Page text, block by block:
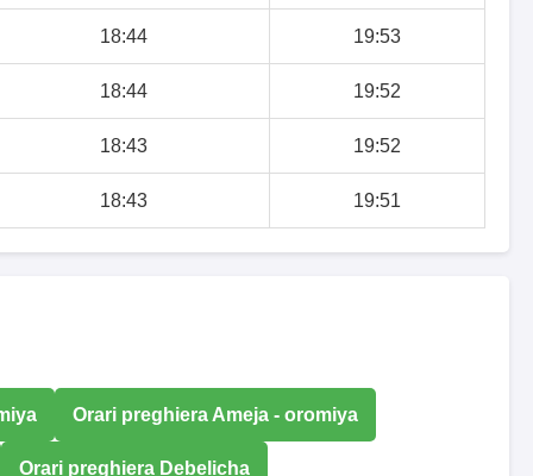
18:44 19:53
18:44 19:52
18:43 19:52
18:43 19:51
Orari preghiera Ameja - oromiya
Orari preghiera Debelicha